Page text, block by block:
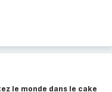
le monde dans le cake